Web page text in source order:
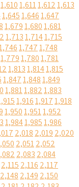
1,6101,6111,6121,613
1,6451,6461,647
1,6791,6801,681
1,7131,7141,715
1,7471,748
1,7791,7801,781
1,8131,8141,815
1,8471,8481,849
1,8811,8821,883
1,9161,9171,918
1,9501,9511,952
1,9841,9851,986
2,018 2,019 2,020
2,0512,052
2,083 2,084
2,115 2,116 2,117
2,148 2,149 2,150